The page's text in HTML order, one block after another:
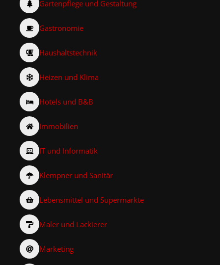
Gartenpflege und Gestaltung
Gastronomie
Haushaltstechnik
Heizen und Klima
Hotels und B&B
Immobilien
IT und Informatik
Klempner und Sanitär
Lebensmittel und Supermärkte
Maler und Lackierer
Marketing